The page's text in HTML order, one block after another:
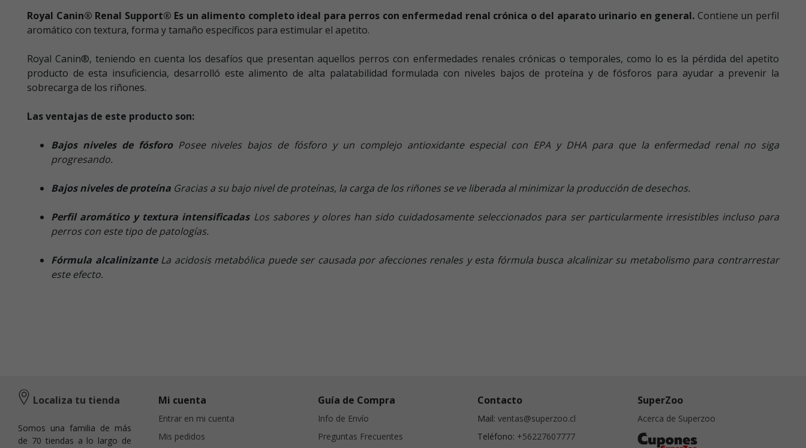
Royal Canin® Renal Support® Es un alimento completo ideal para perros con enfermedad renal crónica o del aparato urinario en general. Contiene un perfil
aromático con textura, forma y tamaño específicos para estimular el apetito.
Royal Canin®, teniendo en cuenta los desafíos que presentan aquellos perros con enfermedades renales crónicas o temporales, como lo es la pérdida del apetito
producto de esta insuficiencia, desarrolló este alimento de alta palatabilidad formulada con niveles bajos de proteína y de fósforos para ayudar a prevenir la
sobrecarga de los riñones.
Las ventajas de este producto son:
Bajos niveles de fósforo Posee niveles bajos de fósforo y un complejo antioxidante especial con EPA y DHA para que la enfermedad renal no siga
progresando.
Bajos niveles de proteína Gracias a su bajo nivel de proteínas, la carga de los riñones se ve liberada al minimizar la producción de desechos.
Perfil aromático y textura intensificadasLos sabores y olores han sido cuidadosamente seleccionados para ser particularmente irresistibles incluso para
perros con este tipo de patologías.
Fórmula alcalinizanteLa acidosis metabólica puede ser causada por afecciones renales y esta fórmula busca alcalinizar su metabolismo para contrarrestar
este efecto.
Localiza tu tienda
Somos una familia de más
de 70 tiendas a lo largo de
Mi cuenta
Entrar en mi cuenta
Mis pedidos
Guía de Compra
Info de Envío
Preguntas Frecuentes
Contacto
Mail: ventas@superzoo.cl
Teléfono: +56227607777
SuperZoo
Acerca de Superzoo